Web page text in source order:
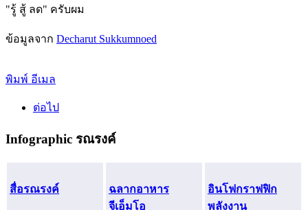
"รู้ สู้ ลด" ครับผม
ข้อมูลจาก Decharut Sukkumnoed
พิมพ์ อีเมล
ต่อไป
Infographic รณรงค์
สื่อรณรงค์
ฉลากอาหาร
จีเอ็มโอ
อินโฟกราฟฟิก
พลังงาน